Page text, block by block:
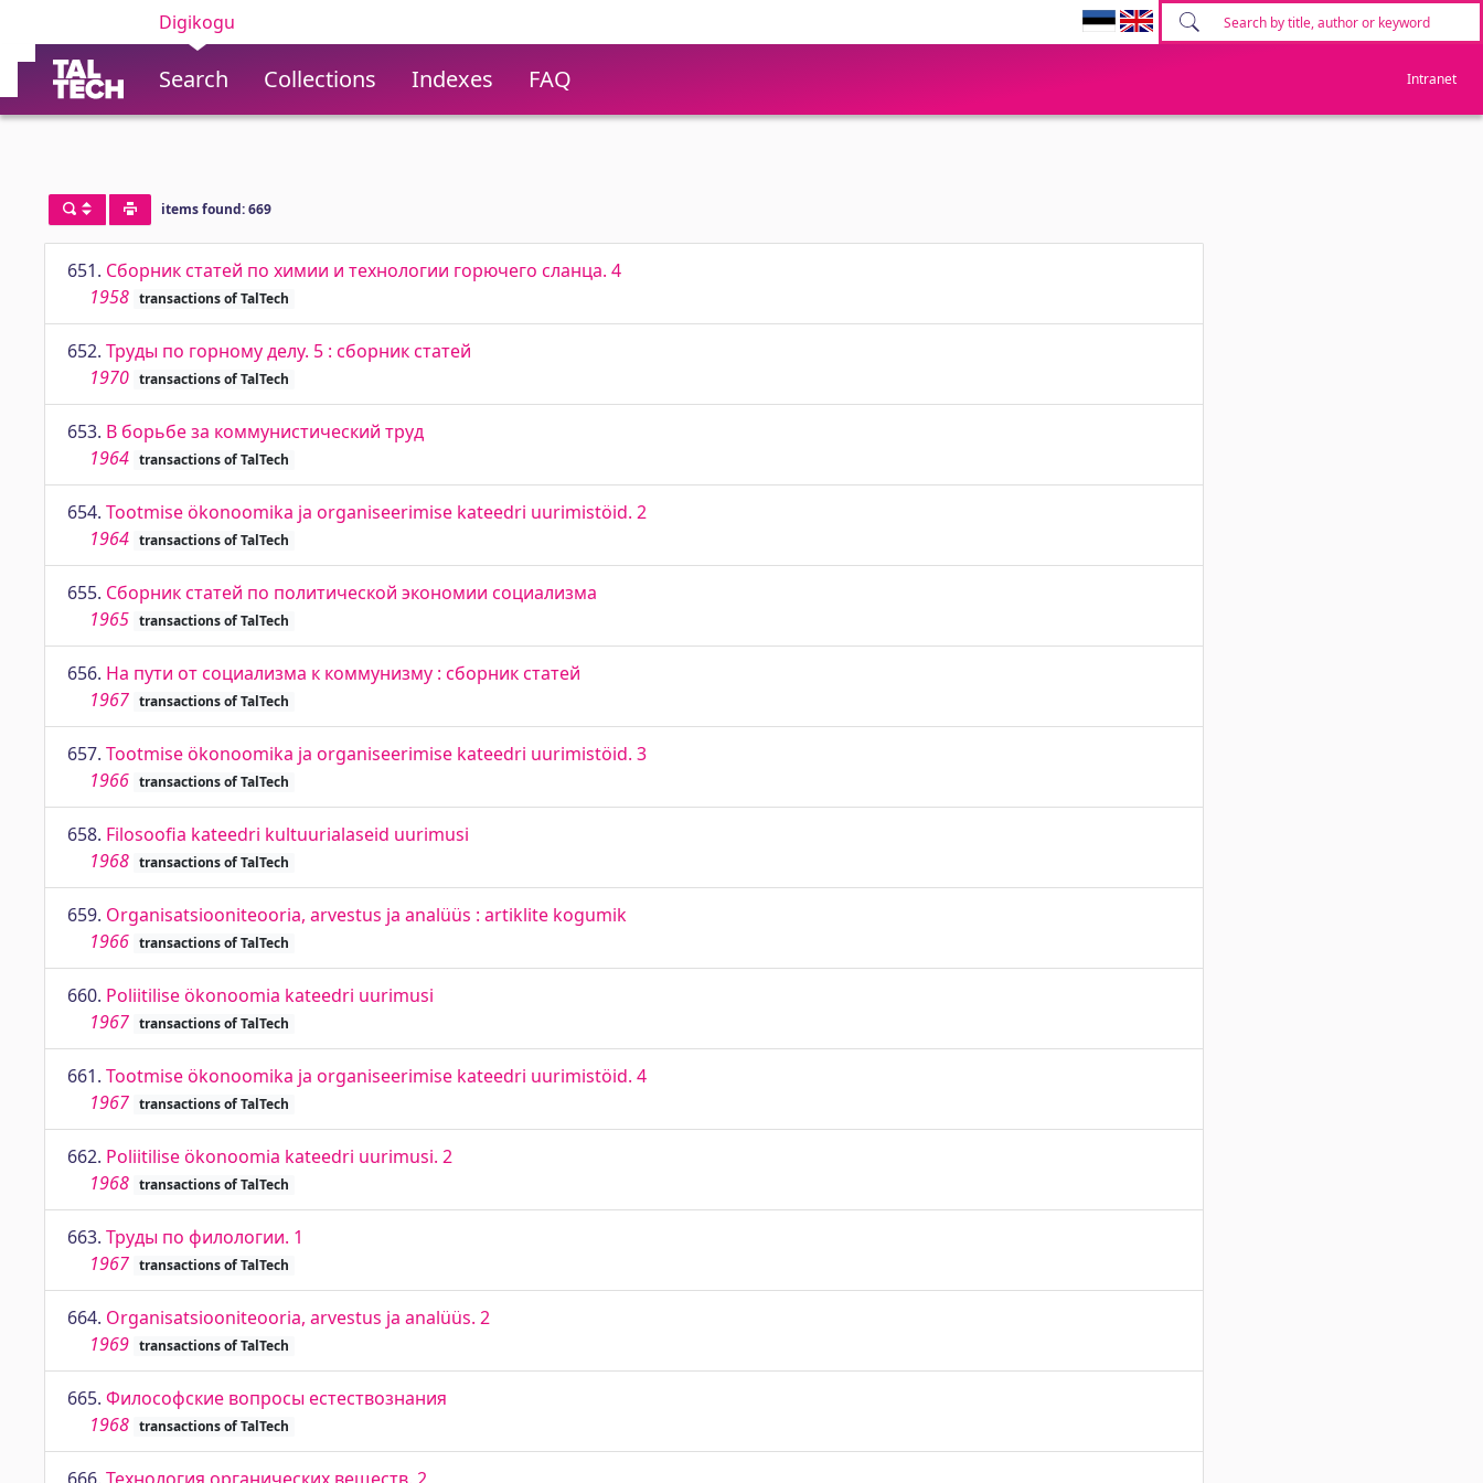
Digikogu
Search Collections Indexes FAQ Intranet
items found: 669
651. Сборник статей по химии и технологии горючего сланца. 4
1958 transactions of TalTech
652. Труды по горному делу. 5 : сборник статей
1970 transactions of TalTech
653. В борьбе за коммунистический труд
1964 transactions of TalTech
654. Tootmise ökonoomika ja organiseerimise kateedri uurimistöid. 2
1964 transactions of TalTech
655. Сборник статей по политической экономии социализма
1965 transactions of TalTech
656. На пути от социализма к коммунизму : сборник статей
1967 transactions of TalTech
657. Tootmise ökonoomika ja organiseerimise kateedri uurimistöid. 3
1966 transactions of TalTech
658. Filosoofia kateedri kultuurialaseid uurimusi
1968 transactions of TalTech
659. Organisatsiooniteooria, arvestus ja analüüs : artiklite kogumik
1966 transactions of TalTech
660. Poliitilise ökonoomia kateedri uurimusi
1967 transactions of TalTech
661. Tootmise ökonoomika ja organiseerimise kateedri uurimistöid. 4
1967 transactions of TalTech
662. Poliitilise ökonoomia kateedri uurimusi. 2
1968 transactions of TalTech
663. Труды по филологии. 1
1967 transactions of TalTech
664. Organisatsiooniteooria, arvestus ja analüüs. 2
1969 transactions of TalTech
665. Философские вопросы естествознания
1968 transactions of TalTech